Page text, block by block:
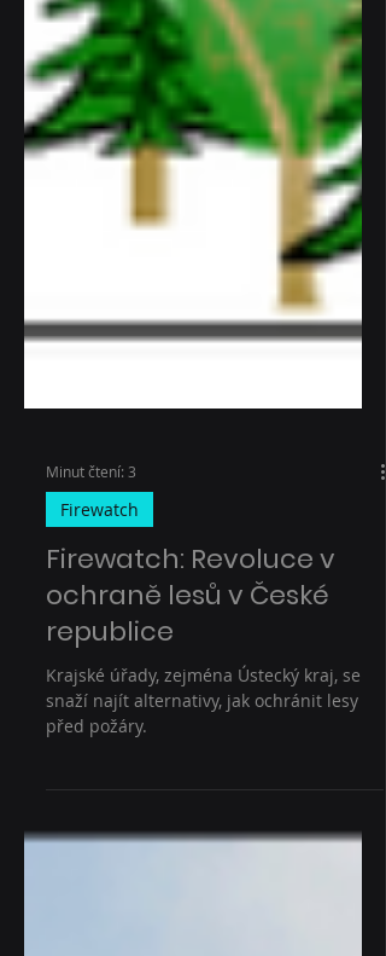
Minut čtení: 3
Firewatch
Firewatch: Revoluce v
ochraně lesů v České
republice
Krajské úřady, zejména Ústecký kraj, se
před požáry.